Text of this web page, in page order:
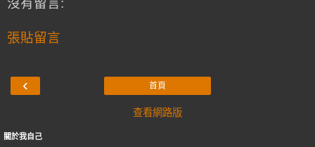
沒有留言:
張貼留言
‹ 首頁
查看網路版
關於我自己